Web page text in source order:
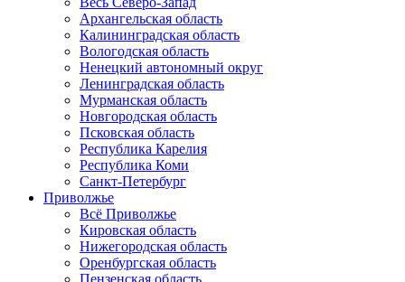
Архангельская область
Калининградская область
Вологодская область
Ненецкий автономный округ
Ленинградская область
Мурманская область
Новгородская область
Псковская область
Республика Карелия
Республика Коми
Санкт-Петербург
Приволжье
Всё Приволжье
Кировская область
Нижегородская область
Оренбургская область
Пензенская область